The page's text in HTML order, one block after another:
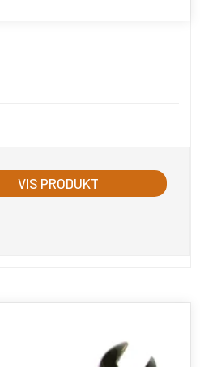
VIS PRODUKT